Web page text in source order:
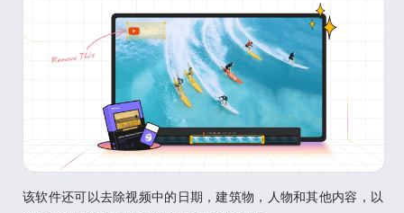
该软件还可以去除视频中的日期，建筑物，人物和其他内容，以